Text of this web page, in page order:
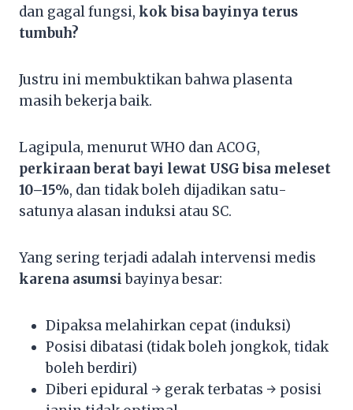
dan gagal fungsi, kok bisa bayinya terus
tumbuh?
Justru ini membuktikan bahwa plasenta
masih bekerja baik.
Lagipula, menurut WHO dan ACOG,
perkiraan berat bayi lewat USG bisa meleset
10–15%, dan tidak boleh dijadikan satu-
satunya alasan induksi atau SC.
Yang sering terjadi adalah intervensi medis
karena asumsibayinya besar:
Dipaksa melahirkan cepat (induksi)
Posisi dibatasi (tidak boleh jongkok, tidak
boleh berdiri)
Diberi epidural → gerak terbatas → posisi